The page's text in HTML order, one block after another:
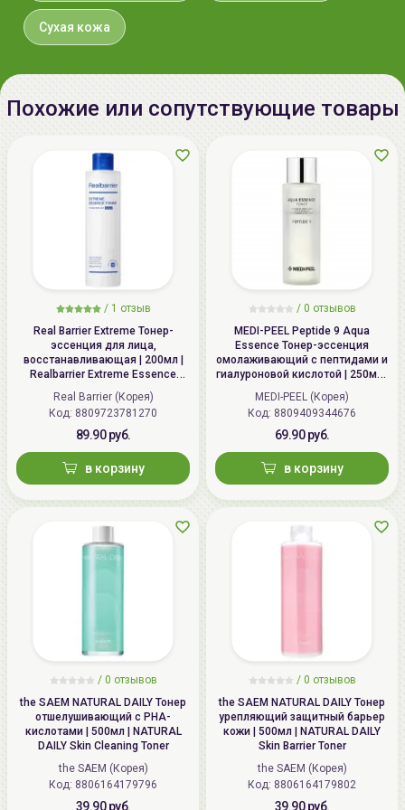
Беларусь:
УНП 192179286 Беларусь,
220020 Минск, ул.Радужная 4/1-
136. www.allcosmetics.by, E-mail:
info@allcosmetics.by,
тел.:+375296131336
Сухая кожа
Похожие или сопутствующие товары
/ 1 отзыв
Real Barrier Extreme Тонер-
эссенция для лица,
восстанавливающая | 200мл |
Realbarrier Extreme Essence
Toner (Original)
Real Barrier (Корея)
Код: 8809723781270
89.90 руб.
в корзину
/ 0 отзывов
MEDI-PEEL Peptide 9 Aqua
Essence Тонер-эссенция
омолаживающий с пептидами и
гиалуроновой кислотой | 250мл |
Peptide 9 Aqua Essence Toner
MEDI-PEEL (Корея)
Код: 8809409344676
69.90 руб.
в корзину
/ 0 отзывов
the SAEM NATURAL DAILY Тонер
отшелушивающий с PHA-
кислотами | 500мл | NATURAL
DAILY Skin Cleaning Toner
the SAEM (Корея)
Код: 8806164179796
39.90 руб.
/ 0 отзывов
the SAEM NATURAL DAILY Тонер
урепляющий защитный барьер
кожи | 500мл | NATURAL DAILY
Skin Barrier Toner
the SAEM (Корея)
Код: 8806164179802
39.90 руб.